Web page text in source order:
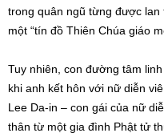
trong quân ngũ từng được
một “tín đồ Thiên Chúa giáo
Tuy nhiên, con đường tâm
khi anh kết hôn với nữ diễn
Lee Da-in – con gái của nữ
thân từ một gia đình Phật tử